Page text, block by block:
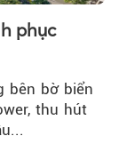
phục
bên bờ biển
thu hút